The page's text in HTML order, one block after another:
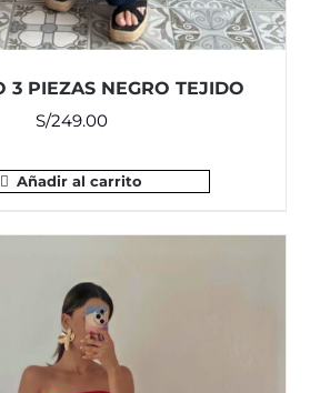
3 PIEZAS NEGRO TEJIDO
S/249.00
Añadir al carrito